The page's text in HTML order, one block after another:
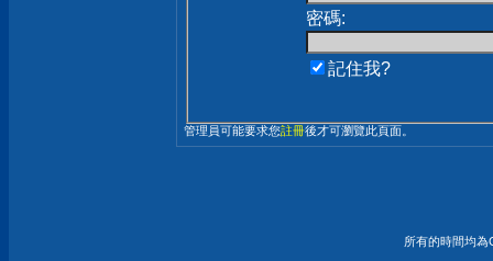
密碼:
記住我?
管理員可能要求您註冊後才可瀏覽此頁面。
所有的時間均為